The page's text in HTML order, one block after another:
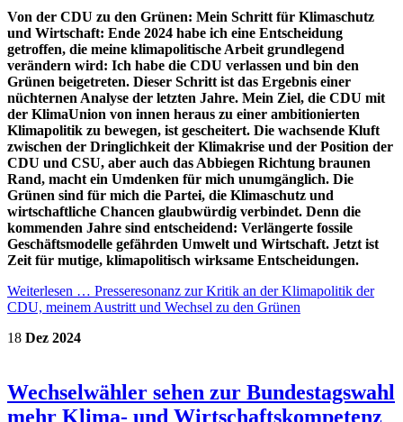
Von der CDU zu den Grünen: Mein Schritt für Klimaschutz
und Wirtschaft: Ende 2024 habe ich eine Entscheidung
getroffen, die meine klimapolitische Arbeit grundlegend
verändern wird: Ich habe die CDU verlassen und bin den
Grünen beigetreten. Dieser Schritt ist das Ergebnis einer
nüchternen Analyse der letzten Jahre. Mein Ziel, die CDU mit
der KlimaUnion von innen heraus zu einer ambitionierten
Klimapolitik zu bewegen, ist gescheitert. Die wachsende Kluft
zwischen der Dringlichkeit der Klimakrise und der Position der
CDU und CSU, aber auch das Abbiegen Richtung braunen
Rand, macht ein Umdenken für mich unumgänglich. Die
Grünen sind für mich die Partei, die Klimaschutz und
wirtschaftliche Chancen glaubwürdig verbindet. Denn die
kommenden Jahre sind entscheidend: Verlängerte fossile
Geschäftsmodelle gefährden Umwelt und Wirtschaft. Jetzt ist
Zeit für mutige, klimapolitisch wirksame Entscheidungen.
Weiterlesen … Presseresonanz zur Kritik an der Klimapolitik der
CDU, meinem Austritt und Wechsel zu den Grünen
18 Dez 2024
Wechselwähler sehen zur Bundestagswahl
mehr Klima- und Wirtschaftskompetenz